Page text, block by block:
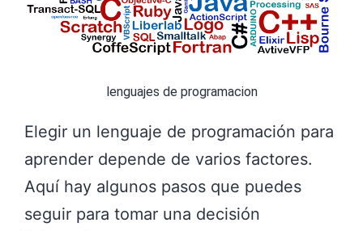
lenguajes de programacion
Elegir un lenguaje de programación para
aprender depende de varios factores.
Aquí hay algunos pasos que puedes
seguir para tomar una decisión